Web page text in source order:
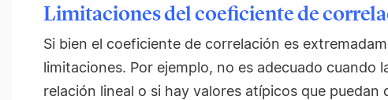
Limitaciones del coeficiente de
Si bien el coeficiente de correlación es
limitaciones. Por ejemplo, no es adecuado cuando
relación lineal o si hay valores atípicos que puedan